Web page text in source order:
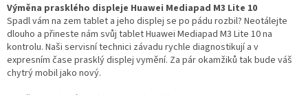
Výměna prasklého displeje Huawei Mediapad M3 Lite 10
Spadl vám na zem tablet a jeho displej se po pádu rozbil? Neotálejte
dlouho a přineste nám svůj tablet Huawei Mediapad M3 Lite 10 na
kontrolu. Naši servisní technici závadu rychle diagnostikují a v
expresním čase prasklý displej vymění. Za pár okamžiků tak bude váš
chytrý mobil jako nový.